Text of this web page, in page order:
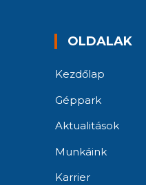
OLDALAK
Kezdőlap
Géppark
Aktualitások
Munkáink
Karrier